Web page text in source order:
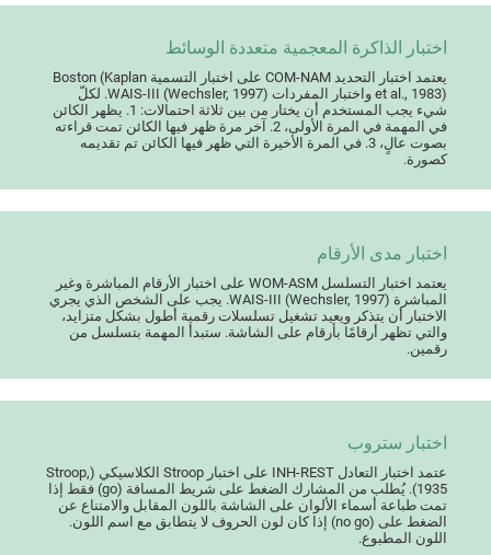
اختبار الذاكرة المعجمية متعددة الوسائط
يعتمد اختبار التحديد COM-NAM على اختبار التسمية Boston (Kaplan
et al., 1983) واختبار المفردات WAIS-III (Wechsler, 1997). لكلّ
شيء يجب المستخدم أن يختار من بين ثلاثة احتمالات: 1. يظهر الكائن
في المهمة في المرة الأولى، 2. آخر مرة ظهر فيها الكائن تمت قراءته
بصوت عالٍ، 3. في المرة الأخيرة التي ظهر فيها الكائن تم تقديمه
كصورة.
اختبار مدى الأرقام
يعتمد اختبار التسلسل WOM-ASM على اختبار الأرقام المباشرة وغير
المباشرة WAIS-III (Wechsler, 1997). يجب على الشخص الذي يجري
الاختبار أن يتذكر ويعيد تشغيل تسلسلات رقمية أطول بشكل متزايد،
والتي تظهر أرقامًا بأرقام على الشاشة. ستبدأ المهمة بتسلسل من
رقمين.
اختبار ستروب
عتمد اختبار التعادل INH-REST على اختبار Stroop الكلاسيكي (Stroop,
1935). يُطلب من المشارك الضغط على شريط المسافة (go) فقط إذا
تمت طباعة أسماء الألوان على الشاشة باللون المقابل والامتناع عن
الضغط على (no go) إذا كان لون الحروف لا يتطابق مع اسم اللون.
اللون المطبوع.